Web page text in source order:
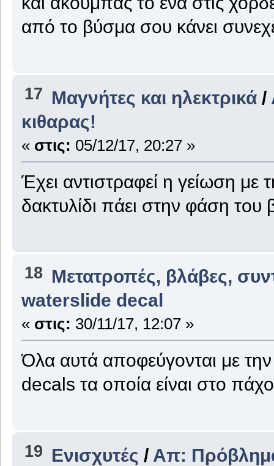
από το βύσμα σου κάνει
17 Μαγνήτες και ηλεκτρικά /
κιθαρας!
« στις: 05/12/17, 20:27 »
Έχει αντιστραφεί η γείωση με
δακτυλίδι πάει στην φάση του
18 Μετατροπές, βλάβες,
waterslide decal
« στις: 30/11/17, 12:07 »
Όλα αυτά αποφεύγονται με
decals τα οποία είναι στο
19 Ενισχυτές / Απ: